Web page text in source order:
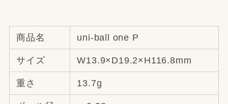
商品名 uni-ball one P
サイズ W13.9×D19.2×H116.8mm
重さ 13.7g